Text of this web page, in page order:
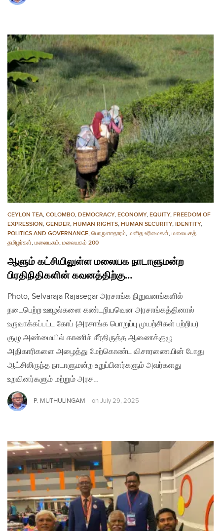
CEYLON TEA, COLOMBO, DEMOCRACY, ECONOMY, EQUITY, FREEDOM OF
EXPRESSION, GENDER, HUMAN RIGHTS, HUMAN SECURITY, IDENTITY,
POLITICS AND GOVERNANCE, பொருளாதாரம், மனித உரிமைகள், மலையகத்
தமிழர்கள், மலையகம், மலையகம் 200
ஆளும் கட்சியிலுள்ள மலையக நாடாளுமன்ற
பிரதிநிதிகளின் கவனத்திற்கு…
Photo, Selvaraja Rajasegar அரசாங்க நிறுவனங்களில்
நடைபெற்ற ஊழல்களை கண்டறியவென அரசாங்கத்தினால்
உருவாக்கப்பட்ட கோப் (அரசாங்க பொறுப்பு முயற்சிகள் பற்றிய)
குழு அண்மையில் காணிச் சீர்திருத்த ஆணைக்குழு
அதிகாரிகளை அழைத்து மேற்கொண்ட விசாரணையின் போது
ஆட்சிலிருந்த நாடாளுமன்ற உறுப்பினர்களும் அவர்களது
உறவினர்களும் மற்றும் அரச…
P. MUTHULINGAM on July 29, 2025